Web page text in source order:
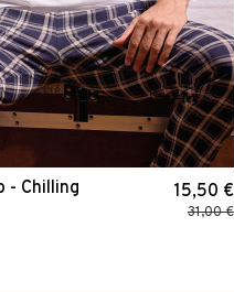
- Chilling 15,50 €
31,00 €